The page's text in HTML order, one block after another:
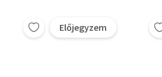
Előjegyzem